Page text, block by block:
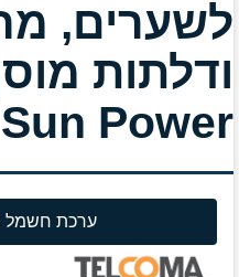
לשערים,
Sun Power
ערכת חשמל